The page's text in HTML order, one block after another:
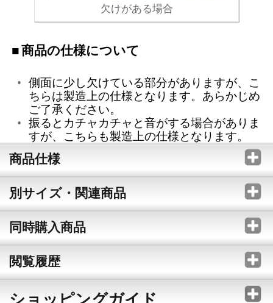
欠けがある場合
商品の仕様について
側面に少し欠けている部分がありますが、こ
ちらは製造上の仕様となります。あらかじめ
ご了承ください。
振るとカチャカチャと音がする場合がありま
すが、こちらも製造上の仕様となります。
商品仕様
別サイズ・関連商品
同時購入商品
閲覧履歴
ショッピングガイド